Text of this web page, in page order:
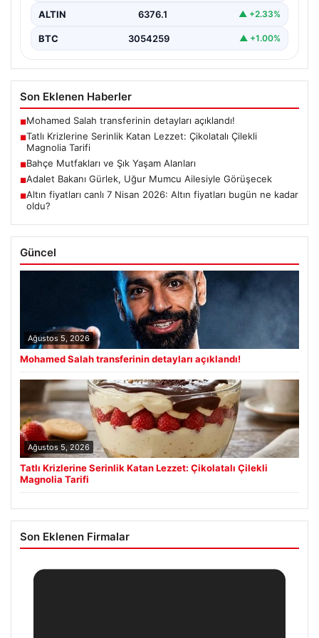
ALTIN 6376.1 ▲ +2.33%
BTC 3054259 ▲ +1.00%
Son Eklenen Haberler
■Mohamed Salah transferinin detayları açıklandı!
■Tatlı Krizlerine Serinlik Katan Lezzet: Çikolatalı Çilekli
Magnolia Tarifi
■Bahçe Mutfakları ve Şık Yaşam Alanları
■Adalet Bakanı Gürlek, Uğur Mumcu Ailesiyle Görüşecek
■Altın fiyatları canlı 7 Nisan 2026: Altın fiyatları bugün ne kadar
oldu?
Güncel
Ağustos 5, 2026
Mohamed Salah transferinin detayları açıklandı!
Ağustos 5, 2026
Tatlı Krizlerine Serinlik Katan Lezzet: Çikolatalı Çilekli
Magnolia Tarifi
Son Eklenen Firmalar